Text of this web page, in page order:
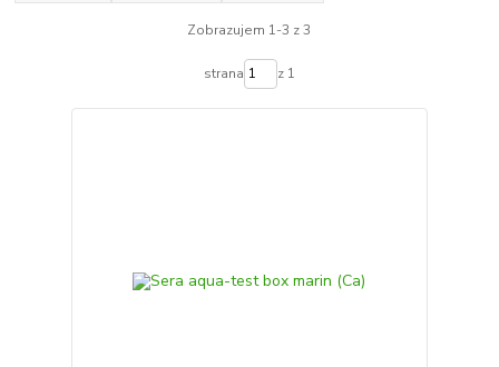
Zobrazujem 1-3 z 3
strana z 1